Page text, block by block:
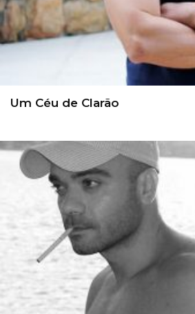
Um Céu de Clarão